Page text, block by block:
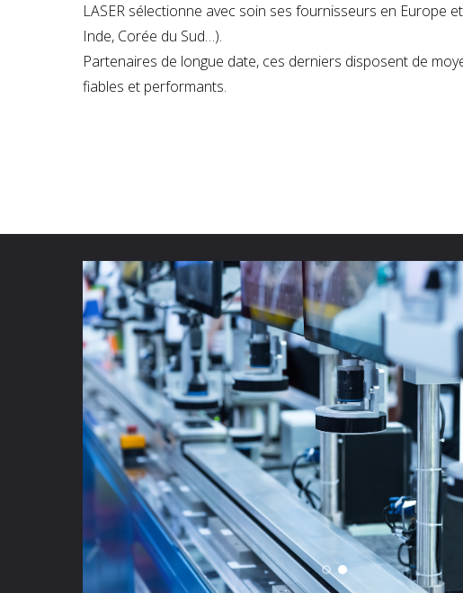
LASER sélectionne avec soin ses fournisseurs en Europe
Inde, Corée du Sud…).
Partenaires de longue date, ces derniers disposent de
fiables et performants.